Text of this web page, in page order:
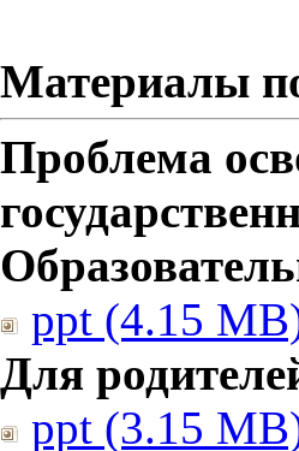
Материалы
Проблема
ppt (4.15
Для
ppt (3.15